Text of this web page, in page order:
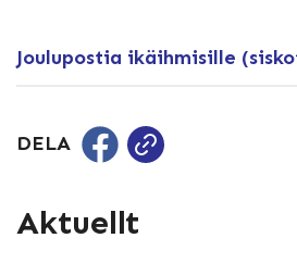
Joulupostia ikäihmisille
DELA
Aktuellt